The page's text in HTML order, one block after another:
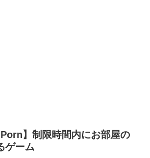
Porn】制限時間内にお部屋の
ゲーム